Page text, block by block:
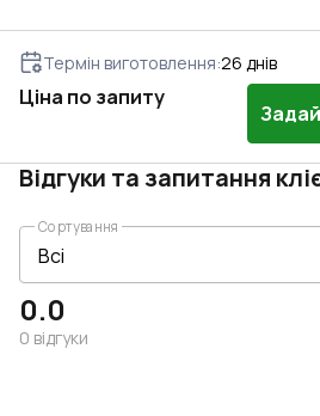
Термін виготовлення:26 днів
Ціна по запиту
Відгуки та запитання
0.0
0 відгуки
Сортування